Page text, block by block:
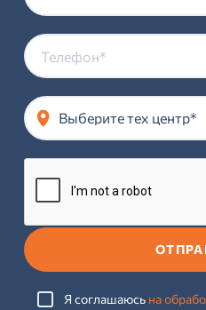
Выберите тех центр*
Я соглашаюсь на